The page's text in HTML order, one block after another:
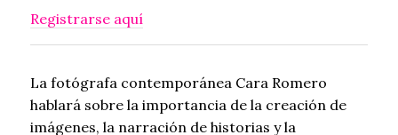
Registrarse aquí
La fotógrafa contemporánea Cara Romero
hablará sobre la importancia de la creación de
imágenes, la narración de historias y la